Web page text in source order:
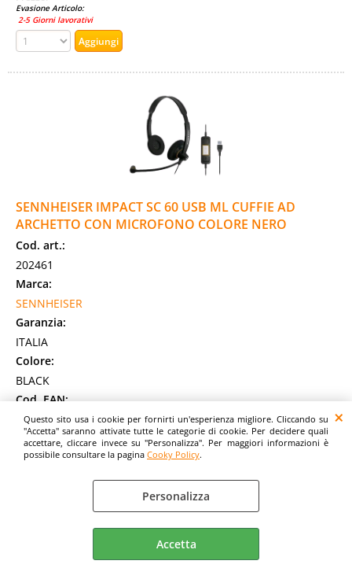
Questo sito usa i cookie per fornirti un'esperienza migliore. Cliccando su
"Accetta" saranno attivate tutte le categorie di cookie. Per decidere quali
accettare, cliccare invece su "Personalizza". Per maggiori informazioni è
possibile consultare la pagina Cooky Policy.
Personalizza
Accetta
Evasione Articolo:
2-5 Giorni lavorativi
SENNHEISER IMPACT SC 60 USB ML CUFFIE AD
ARCHETTO CON MICROFONO COLORE NERO
Cod. art.:
202461
Marca:
SENNHEISER
Garanzia:
ITALIA
Colore:
BLACK
Cod. EAN:
4044155083385
Cod. Produttore:
SC60USBML
SC 60 USB ML. Utilizzo: Gioco per PC. Tipo di auricolare:
Stereofonico, Fattore di forma: Padiglione auricolare, Colore
del prodotto: Nero. [...]